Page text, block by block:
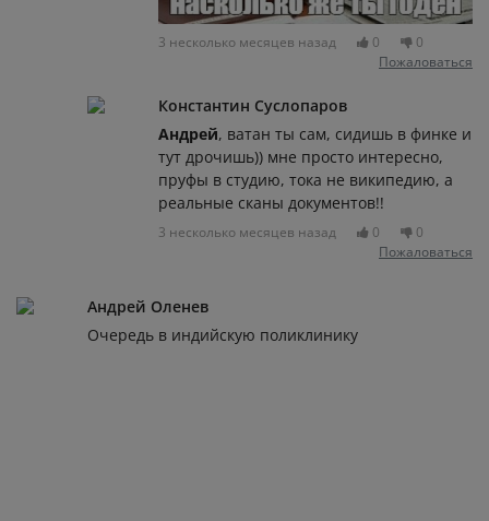
3 несколько месяцев назад 0
0
Пожаловаться
Константин Суслопаров
Андрей, ватан ты сам, сидишь в финке и
тут дрочишь)) мне просто интересно,
пруфы в студию, тока не википедию, а
реальные сканы документов!!
3 несколько месяцев назад 0
0
Пожаловаться
Андрей Оленев
Очередь в индийскую поликлинику